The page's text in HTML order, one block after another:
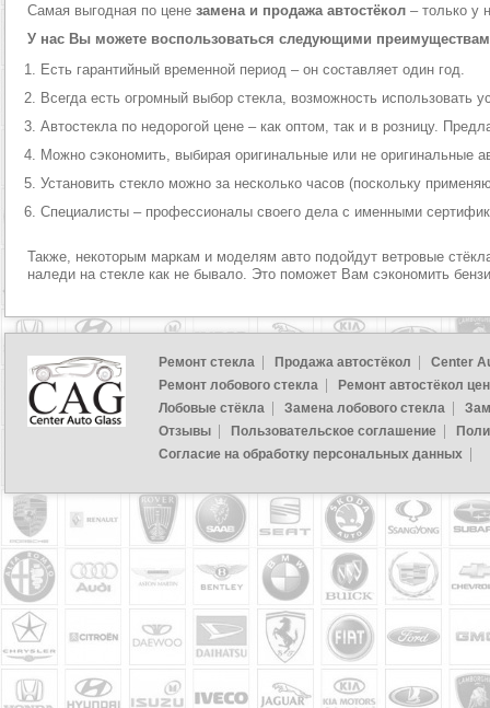
Самая выгодная по цене замена и продажа автостёкол – только у
У нас Вы можете воспользоваться следующими
Есть гарантийный временной период – он составляет один год.
Всегда есть огромный выбор стекла, возможность использовать
Автостекла по недорогой цене – как оптом, так и в розницу.
Можно сэкономить, выбирая оригинальные или не оригинальные
Установить стекло можно за несколько часов (поскольку
Специалисты – профессионалы своего дела с именными
Также, некоторым маркам и моделям авто подойдут ветровые
наледи на стекле как не бывало. Это поможет Вам сэкономить
Ремонт стекла Продажа автостёкол
Center
Ремонт лобового стекла
Ремонт автостёкол
Лобовые стёкла
Замена лобового стекла
Отзывы
Пользовательское соглашение
Согласие на обработку персональных данных